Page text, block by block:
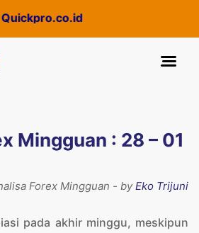
Mingguan : 28 – 01
Forex Mingguan - byEko Trijuni
pada akhir minggu, meskipun